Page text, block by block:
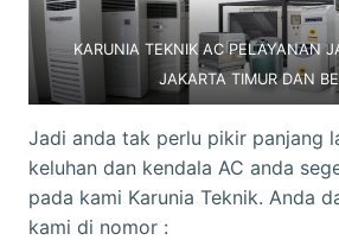
KARUNIA TEKNIK AC PELAYANAN
JAKARTA TIMUR DAN
Jadi anda tak perlu pikir panjang
keluhan dan kendala AC anda
pada kami Karunia Teknik. Anda
kami di nomor :